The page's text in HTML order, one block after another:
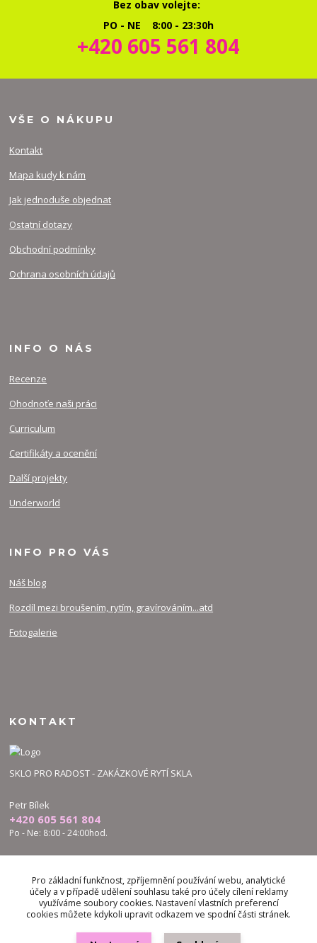
Bez obav volejte:
PO - NE 8:00 - 23:30h
+420 605 561 804
VŠE O NÁKUPU
Kontakt
Mapa kudy k nám
Jak jednoduše objednat
Ostatní dotazy
Obchodní podmínky
Ochrana osobních údajů
INFO O NÁS
Recenze
Ohodnoťe naši práci
Curriculum
Certifikáty a ocenění
Další projekty
Underworld
INFO PRO VÁS
Náš blog
Rozdíl mezi broušením, rytím, gravírováním...atd
Fotogalerie
KONTAKT
SKLO PRO RADOST - ZAKÁZKOVÉ RYTÍ SKLA
Petr Bílek
+420 605 561 804
Po - Ne: 8:00 - 24:00hod.
bilek.petr@skloproradost.cz
Pro základní funkčnost, zpříjemnění používání webu, analytické
účely a v případě udělení souhlasu také pro účely cílení reklamy
využíváme soubory cookies. Nastavení vlastních preferencí
cookies můžete kdykoli upravit odkazem ve spodní části stránek.